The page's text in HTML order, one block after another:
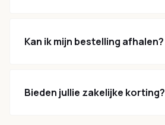
Kan ik mijn bestelling afhalen?
Bieden jullie zakelijke korting?